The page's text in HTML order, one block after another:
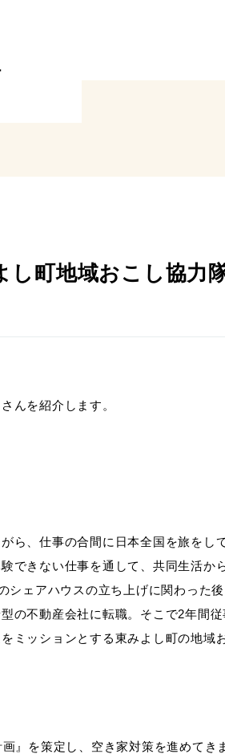
し町地域おこし協力
んを紹介します。
ら、仕事の合間に日本全国を旅をし
できない仕事を通して、共同生活か
ェアハウスの立ち上げに関わった
の不動産会社に転職。そこで2年間
ミッションとする東みよし町の地域
』を策定し、空き家対策を進めてき